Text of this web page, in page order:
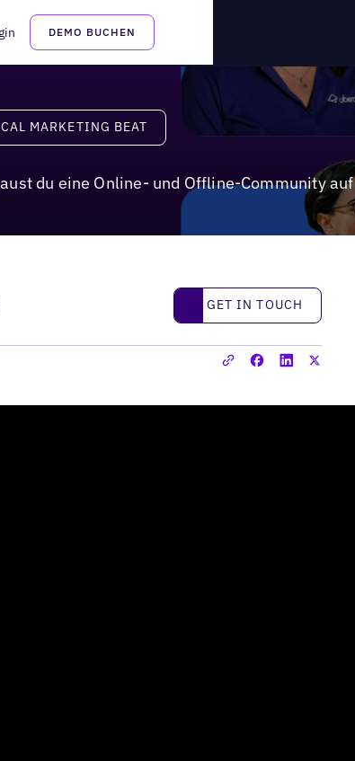
DEMO BUCHEN
Community auf
Local Marketing Beat
MARKETING BEAT
du eine Online- und Offline-Community auf
Get in touch
GET IN TOUCH